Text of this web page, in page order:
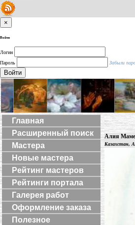
×
Войти
Логин
Пароль
Забыли
Войти
Главная
Расширенный поиск
Мастера
Новые мастера
Рейтинг мастеров
Рейтинги портала
Галерея работ
Оформление заказа
Полезное
Алия
Казахстан,